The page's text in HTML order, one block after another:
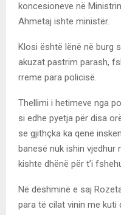
koncesioneve në
Ahmetaj ishte ministër.
Klosi është lënë në burg
akuzat pastrim parash,
rreme para policisë.
Thellimi i hetimeve nga
si edhe pyetja për disa
se gjithçka ka qenë
banesë nuk ishin
kishte dhënë për t’i
Në dëshminë e saj
para të cilat vinin me kuti